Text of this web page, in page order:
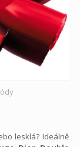
lesklá? Ideálně